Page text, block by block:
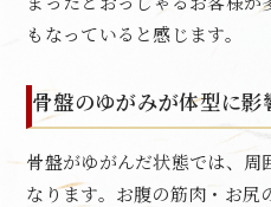
もなっていると感じます。
骨盤のゆがみが体型に影
骨盤がゆがんだ状態では、周
なります。お腹の筋肉・お尻